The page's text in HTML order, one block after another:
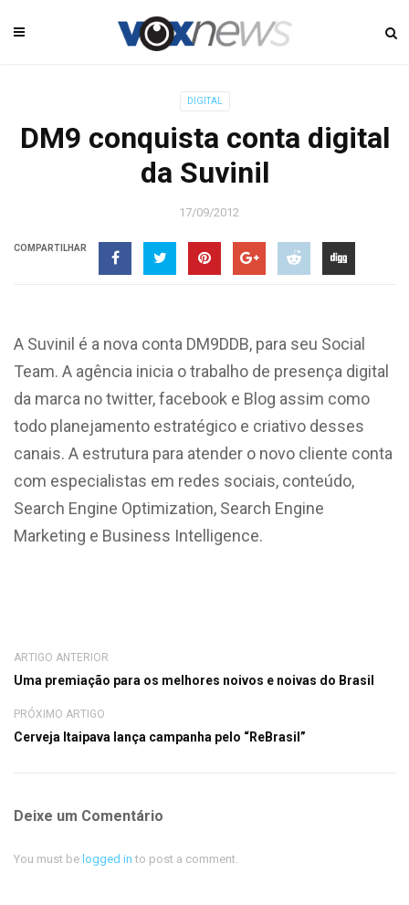
DIGITAL
DM9 conquista conta digital
da Suvinil
17/09/2012
COMPARTILHAR
A Suvinil é a nova conta DM9DDB, para seu Social
Team. A agência inicia o trabalho de presença digital
da marca no twitter, facebook e Blog assim como
todo planejamento estratégico e criativo desses
canais. A estrutura para atender o novo cliente conta
com especialistas em redes sociais, conteúdo,
Search Engine Optimization, Search Engine
Marketing e Business Intelligence.
ARTIGO ANTERIOR
Uma premiação para os melhores noivos e noivas do Brasil
PRÓXIMO ARTIGO
Cerveja Itaipava lança campanha pelo “ReBrasil”
Deixe um Comentário
You must be logged in to post a comment.